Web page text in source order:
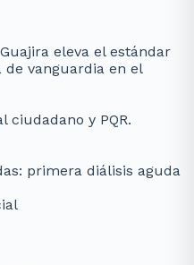
eleva el estándar
vanguardia en el
ciudadano y PQR.
primera diálisis aguda